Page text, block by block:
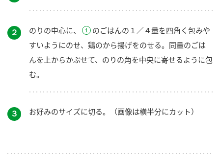
２ のりの中心に、
のごはんの１／４量を四角く包みや
すいようにのせ、鶏のから揚げをのせる。同量のごは
んを上からかぶせて、のりの角を中央に寄せるように包
む。
３ お好みのサイズに切る。（画像は横半分にカット）